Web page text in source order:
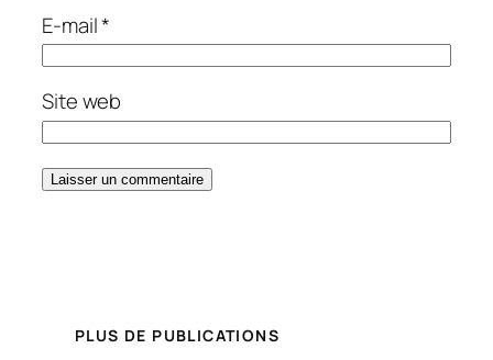
E-mail*
Site web
PLUS DE PUBLICATIONS